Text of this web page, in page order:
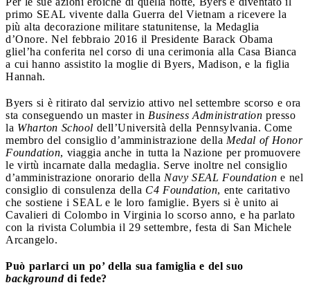
primo SEAL vivente dalla Guerra del Vietnam a ricevere la
più alta decorazione militare statunitense, la Medaglia
d’Onore. Nel febbraio 2016 il Presidente Barack Obama
gliel’ha conferita nel corso di una cerimonia alla Casa Bianca
a cui hanno assistito la moglie di Byers, Madison, e la figlia
Hannah.
Byers si è ritirato dal servizio attivo nel settembre scorso e ora
sta conseguendo un master in Business Administration presso
la Wharton School dell’Università della Pennsylvania. Come
membro del consiglio d’amministrazione della Medal of Honor
Foundation, viaggia anche in tutta la Nazione per promuovere
le virtù incarnate dalla medaglia. Serve inoltre nel consiglio
d’amministrazione onorario della Navy SEAL Foundation e nel
consiglio di consulenza della C4 Foundation, ente caritativo
che sostiene i SEAL e le loro famiglie. Byers si è unito ai
Cavalieri di Colombo in Virginia lo scorso anno, e ha parlato
con la rivista Columbia il 29 settembre, festa di San Michele
Arcangelo.
Può parlarci un po’ della sua famiglia e del suo
backgrounddi fede?